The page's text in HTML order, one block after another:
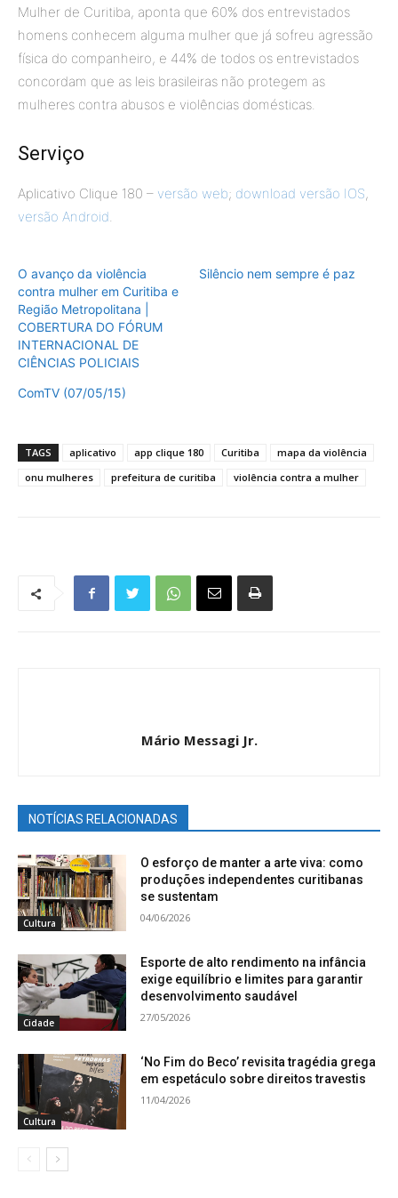
Mulher de Curitiba, aponta que 60% dos entrevistados
homens conhecem alguma mulher que já sofreu agressão
física do companheiro, e 44% de todos os entrevistados
concordam que as leis brasileiras não protegem as
mulheres contra abusos e violências domésticas.
Serviço
Aplicativo Clique 180 – versão web; download versão IOS,
versão Android.
O avanço da violência
contra mulher em Curitiba e
Região Metropolitana |
COBERTURA DO FÓRUM
INTERNACIONAL DE
CIÊNCIAS POLICIAIS
Silêncio nem sempre é paz
ComTV (07/05/15)
TAGS aplicativo app clique 180 Curitiba
mapa da violência
onu mulheres
prefeitura de curitiba violência contra a mulher
Mário Messagi Jr.
NOTÍCIAS RELACIONADAS
Cultura
O esforço de manter a arte viva: como
produções independentes curitibanas
se sustentam
04/06/2026
Cidade
Esporte de alto rendimento na infância
exige equilíbrio e limites para garantir
desenvolvimento saudável
27/05/2026
Cultura
‘No Fim do Beco’ revisita tragédia grega
em espetáculo sobre direitos travestis
11/04/2026